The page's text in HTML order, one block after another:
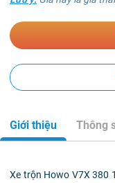
Giới thiệu Thông
Xe trộn Howo V7X 380